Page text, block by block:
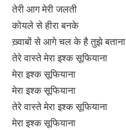
तेरी आग मेरी जलती
कोयले से हीरा बनके
ख़्वाबों से आगे चल के है तुझे बताना
तेरे वास्ते मेरा इश्क सूफियाना
मेरा इश्क सूफियाना
मेरा इश्क सूफियाना
तेरे वास्ते मेरा इश्क सूफियाना
मेरा इश्क सूफियाना